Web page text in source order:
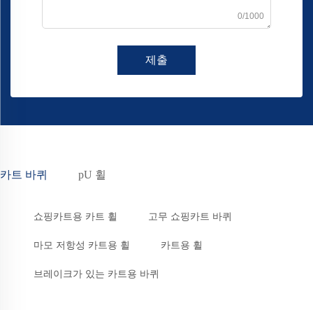
0/1000
제출
카트 바퀴 pU 휠
쇼핑카트용 카트 휠 고무 쇼핑카트 바퀴
마모 저항성 카트용 휠 카트용 휠
브레이크가 있는 카트용 바퀴